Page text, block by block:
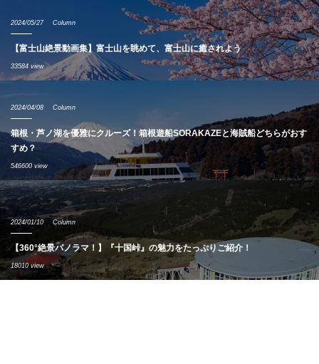
2024/05/27 Column
【富士山絶景動画集】富士山を眺めて、富士山に癒されよう
33584 view
2024/04/08 Column
箱根・芦ノ湖を優雅にクルーズ！箱根遊船SORAKAZEと海賊船どちらがおす
すめ？
546600 view
2024/01/10 Column
【360°絶景パノラマ！】『十国峠』の魅力をたっぷりご紹介！
18010 view